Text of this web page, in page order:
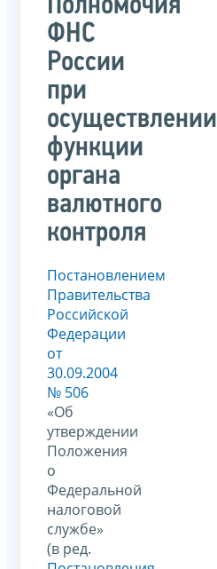
Полномочия
ФНС
России
при
осуществлении
функции
органа
валютного
контроля
Постановлением
Правительства
Российской
Федерации
от
30.09.2004
№ 506
«Об
утверждении
Положения
о
Федеральной
налоговой
службе»
(в ред.